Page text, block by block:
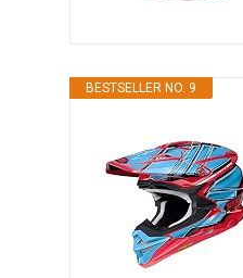
BESTSELLER NO. 9